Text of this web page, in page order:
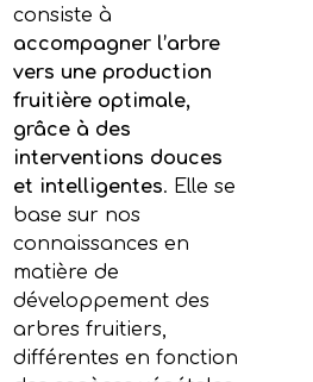
consiste à
accompagner l’arbre
vers une production
fruitière optimale,
grâce à des
interventions douces
et intelligentes. Elle se
base sur nos
connaissances en
matière de
développement des
arbres fruitiers,
différentes en fonction